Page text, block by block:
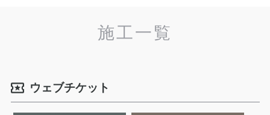
施工一覧
ウェブチケット